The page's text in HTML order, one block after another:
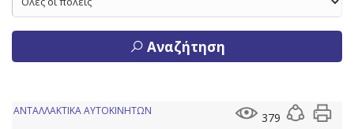
Αναζήτηση
379
ΑΝΤΑΛΛΑΚΤΙΚΑ ΑΥΤΟΚΙΝΗΤΩΝ